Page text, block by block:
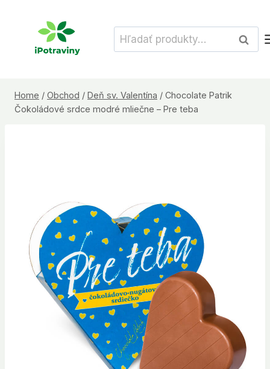
Hľadať:
Home / Obchod / Deň sv. Valentína / Chocolate Patrik
Čokoládové srdce modré mliečne – Pre teba